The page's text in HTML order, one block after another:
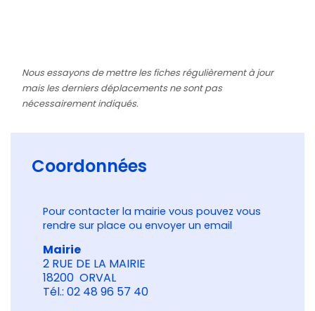
Nous essayons de mettre les fiches régulièrement à jour
mais les derniers déplacements ne sont pas
nécessairement indiqués.
Coordonnées
Pour contacter la mairie vous pouvez vous
rendre sur place ou envoyer un email
Mairie
2 RUE DE LA MAIRIE
18200 ORVAL
Tél.: 02 48 96 57 40